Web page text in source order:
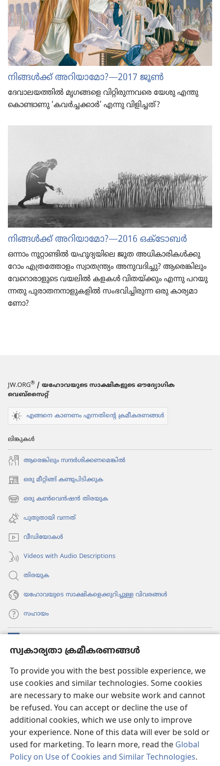
സ്വകാര്യതാ ക്രമീകരണങ്ങൾ
To provide you with the best possible experience, we
use cookies and similar technologies. Some cookies
are necessary to make our website work and cannot
be refused. You can accept or decline the use of
additional cookies, which we use only to improve
your experience. None of this data will ever be sold or
used for marketing. To learn more, read the Global
Policy on Use of Cookies and Similar Technologies.
നിങ്ങൾക്ക്‌ അറിയാ​മോ?—2017 ജൂൺ
ദേവാ​ല​യ​ത്തിൽ മൃഗങ്ങളെ വിറ്റി​രു​ന്ന​വരെ യേശു എന്തു​
കൊ​ണ്ടാ​ണു ‘കവർച്ച​ക്കാർ’ എന്നു വിളിച്ചത്‌?
നിങ്ങൾക്ക്‌ അറിയാ​മോ?—2016 ഒക്‌ടോ​ബർ
ഒന്നാം നൂറ്റാ​ണ്ടിൽ യഹൂദ്യ​യി​ലെ ജൂത അധികാ​രി​കൾക്കു
റോം എത്ര​ത്തോ​ളം സ്വാത​ന്ത്ര്യം അനുവ​ദി​ച്ചു? ആരെങ്കി​ലും
വേറൊ​രാ​ളു​ടെ വയലിൽ കളകൾ വിതയ്‌ക്കും എന്നു പറയു​
ന്നതു പുരാ​ത​ന​നാ​ളു​ക​ളിൽ സംഭവി​ച്ചി​രുന്ന ഒരു കാര്യ​മാ​
ണോ?
JW.ORG® / യഹോവയുടെ സാക്ഷികളുടെ ഔദ്യോഗിക
വെബ്സൈറ്റ്
എങ്ങനെ കാണണം എന്നതിന്റെ ക്രമീകരണങ്ങൾ
ലിങ്കുകൾ
ആരെങ്കി​ലും സന്ദർശി​ക്ക​ണ​മെ​ങ്കിൽ
ഒരു മീറ്റിങ്ങ് കണ്ടുപിടിക്കുക
(പുതിയ
പേജ്
തുറക്കുക)
ഒരു കൺവെൻഷൻ തിരയുക
(പുതിയ
പേജ്
തുറക്കുക)
പുതുതായി വന്നത്‌
വീഡി​യോ​കൾ
Videos with Audio Descriptions
തിരയുക
യഹോവയുടെ സാക്ഷികളെക്കുറിച്ചുള്ള വിവരങ്ങൾ
സഹായം
പേജ്
വാച്ച്ടവര്‍ ഓണ്‍ലൈന്‍ ലൈബ്രറി
(പുതിയ
പേജ്
തുറക്കുക)JW ഹബ്ബ്
(പുതിയ
പേജ്
തുറക്കുക)JW ലൈ​ബ്ര​റി
വാച്ച്‌ടവർ ലൈ​ബ്രറി